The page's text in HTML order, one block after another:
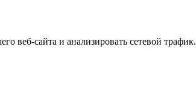
веб-сайта и анализировать сетевой трафик.